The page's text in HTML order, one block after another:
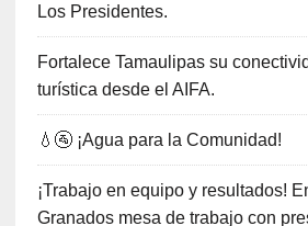
Los Presidentes.
Fortalece Tamaulipas su
turística desde el AIFA.
💧🚰 ¡Agua para la Comunidad!
¡Trabajo en equipo y resultados!
Granados mesa de trabajo con